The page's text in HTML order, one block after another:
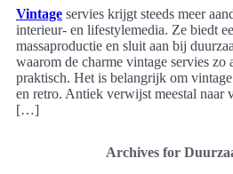
Vintage servies krijgt steeds meer
interieur- en lifestylemedia. Ze biedt
massaproductie en sluit aan bij
waarom de charme vintage servies zo
praktisch. Het is belangrijk om
en retro. Antiek verwijst meestal naar
[…]
Archives for